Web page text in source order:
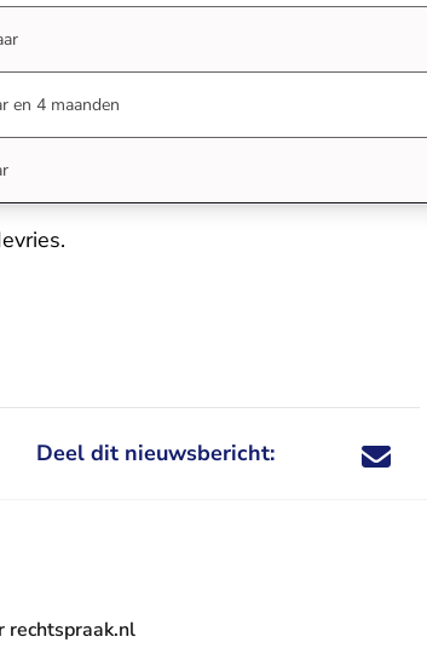
en 4 maanden
.
Deel dit nieuwsbericht: Deel dit
Deel dit
Deel
rechtspraak.nl